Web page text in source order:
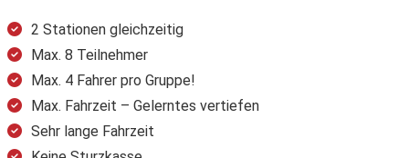
2 Stationen gleichzeitig
Max. 8 Teilnehmer
Max. 4 Fahrer pro Gruppe!
Max. Fahrzeit – Gelerntes vertiefen
Sehr lange Fahrzeit